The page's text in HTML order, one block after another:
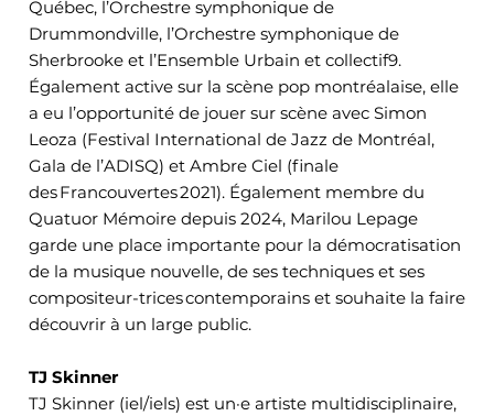
Québec, l’Orchestre symphonique de
Drummondville, l’Orchestre symphonique de
Sherbrooke et l’Ensemble Urbain et collectif9.
Également active sur la scène pop montréalaise, elle
a eu l’opportunité de jouer sur scène avec Simon
Leoza (Festival International de Jazz de Montréal,
Gala de l’ADISQ) et Ambre Ciel (finale
des Francouvertes 2021). Également membre du
Quatuor Mémoire depuis 2024, Marilou Lepage
garde une place importante pour la démocratisation
de la musique nouvelle, de ses techniques et ses
compositeur-trices contemporains et souhaite la faire
découvrir à un large public.
TJ Skinner
TJ Skinner (iel/iels) est un·e artiste multidisciplinaire,